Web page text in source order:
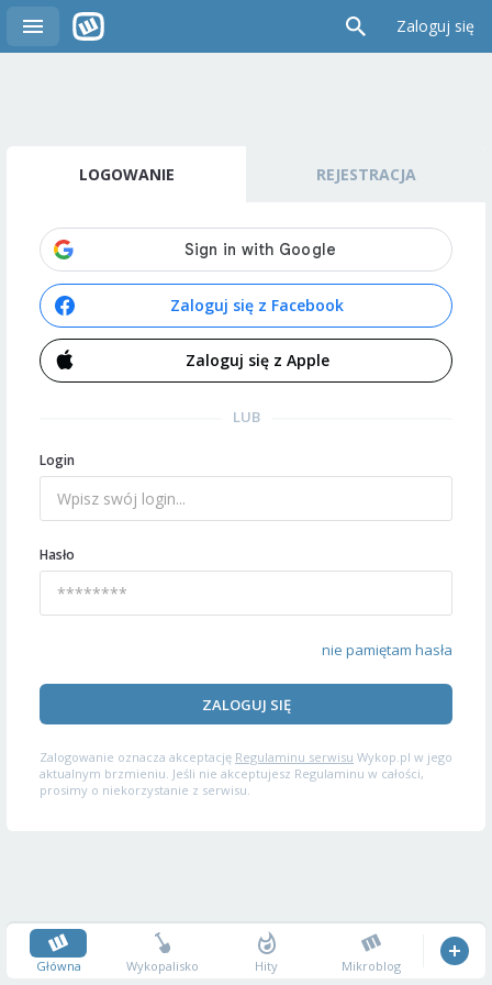
Zaloguj się
LOGOWANIE REJESTRACJA
Zaloguj się z Facebook
Zaloguj się z Apple
LUB
Login
Hasło
nie pamiętam hasła
ZALOGUJ SIĘ
Zalogowanie oznacza akceptację Regulaminu serwisu Wykop.pl w jego
aktualnym brzmieniu. Jeśli nie akceptujesz Regulaminu w całości,
prosimy o niekorzystanie z serwisu.
Główna Wykopalisko Hity Mikroblog